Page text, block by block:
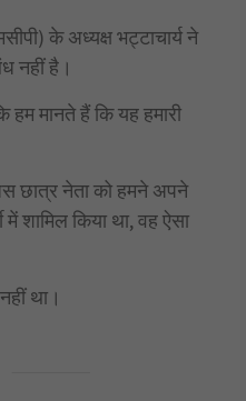
के अध्यक्ष भट्टाचार्य ने
नहीं है।
मानते हैं कि यह हमारी
छात्र नेता को हमने अपने
शामिल किया था, वह ऐसा
था।